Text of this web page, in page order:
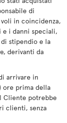
di
in coincidenza,
e i danni speciali,
stipendio e la
derivanti da
arrivare in
ore prima della
Cliente potrebbe
clienti, senza